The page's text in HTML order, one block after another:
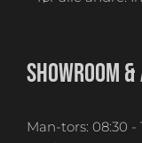
SHOWROOM
Man-tors: 08:30 -